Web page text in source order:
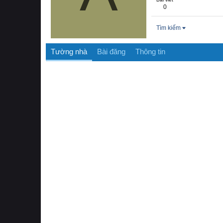
0
Tìm kiếm
Tường nhà Bài đăng Thông tin